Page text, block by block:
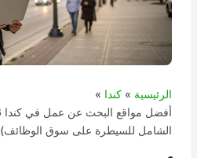
الرئيسية
كندا
الشامل للسيطرة على سوق الوظائف)